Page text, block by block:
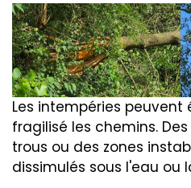
Les intempéries
fragilisé les chemins.
trous ou des zones
dissimulés sous l'eau ou